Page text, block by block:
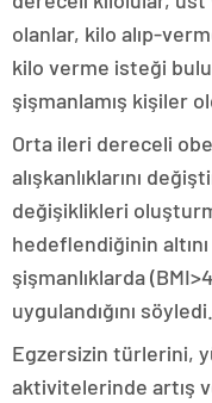
olanlar, kilo alıp-
kilo verme isteği
şişmanlamış kişiler
Orta ileri dereceli
alışkanlıklarını
değişiklikleri
hedeflendiğinin
şişmanlıklarda
uygulandığını söyledi.
Egzersizin türlerini,
aktivitelerinde artış